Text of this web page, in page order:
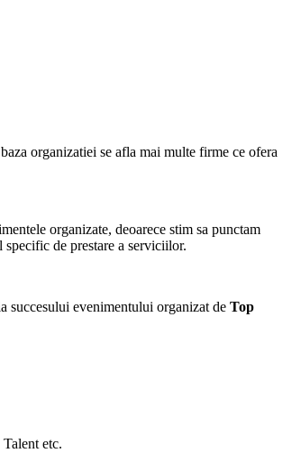
organizatiei se afla mai multe firme ce ofera
organizate, deoarece stim sa punctam
de prestare a serviciilor.
succesului evenimentului organizat de Top
etc.